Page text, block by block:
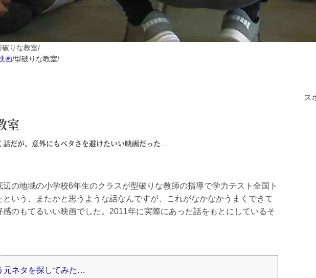
破りな教室/
画/型破りな教室/
室
話だが、意外にもベタさを避けたいい映画だった…
辺の地域の小学校6年生のクラスが型破りな教師の指導で学力テスト全国ト
という、またかと思うような話なんですが、これがなかなかうまくできて
感のもてるいい映画でした。2011年に実際にあった話をもとにしているそ
元ネタを探してみた…
ス